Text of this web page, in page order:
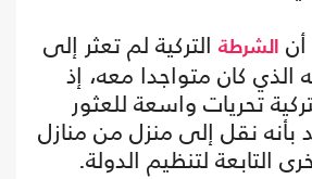
الشرطة التركية لم تعثر إلى
الذي كان متواجدا معه، إذ
تحريات واسعة للعثور
بأنه نقل إلى منزل من منازل
التابعة لتنظيم الدولة.